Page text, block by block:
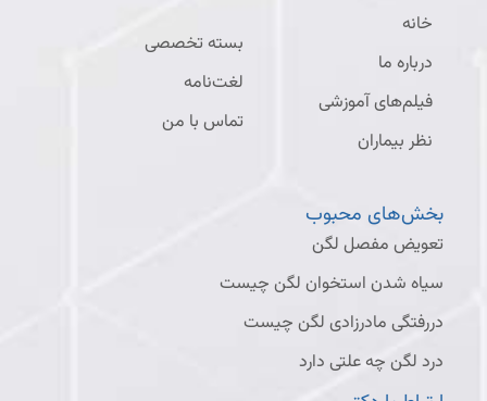
خانه
درباره ما
فیلم‌های آموزشی
نظر بیماران
بسته تخصصی
لغت‌نامه
تماس با من
بخش‌های محبوب
تعویض مفصل لگن
سیاه شدن استخوان لگن چیست
دررفتگی مادرزادی لگن چیست
درد لگن چه علتی دارد